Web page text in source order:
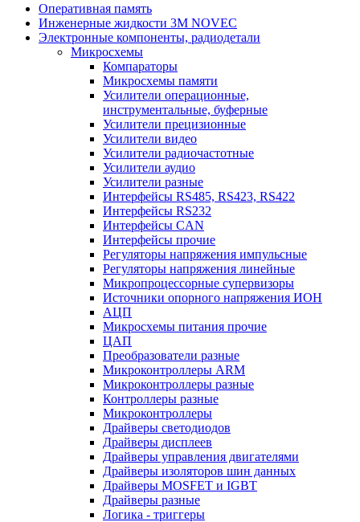
Оперативная память
Инженерные жидкости 3M NOVEC
Электронные компоненты, радиодетали
Микросхемы
Компараторы
Микросхемы памяти
Усилители операционные,
инструментальные, буферные
Усилители прецизионные
Усилители видео
Усилители радиочастотные
Усилители аудио
Усилители разные
Интерфейсы RS485, RS423, RS422
Интерфейсы RS232
Интерфейсы CAN
Интерфейсы прочие
Регуляторы напряжения импульсные
Регуляторы напряжения линейные
Микропроцессорные супервизоры
Источники опорного напряжения ИОН
АЦП
Микросхемы питания прочие
ЦАП
Преобразователи разные
Микроконтроллеры ARM
Микроконтроллеры разные
Контроллеры разные
Микроконтроллеры
Драйверы светодиодов
Драйверы дисплеев
Драйверы управления двигателями
Драйверы изоляторов шин данных
Драйверы MOSFET и IGBT
Драйверы разные
Логика - триггеры